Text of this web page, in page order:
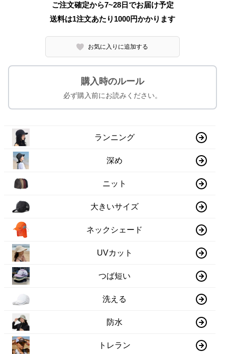
ご注文確定から7~28日でお届け予定
送料は1注文あたり 1000円かかります
お気に入りに追加する
購入時のルール
必ず購入前にお読みください。
ランニング
深め
ニット
大きいサイズ
ネックシェード
UVカット
つば短い
洗える
防水
トレラン